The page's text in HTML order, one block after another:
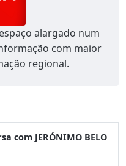
alargado num
com maior
regional.
com JERÓNIMO BELO